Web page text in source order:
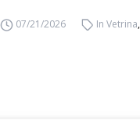
07/21/2026 In Vetrina,